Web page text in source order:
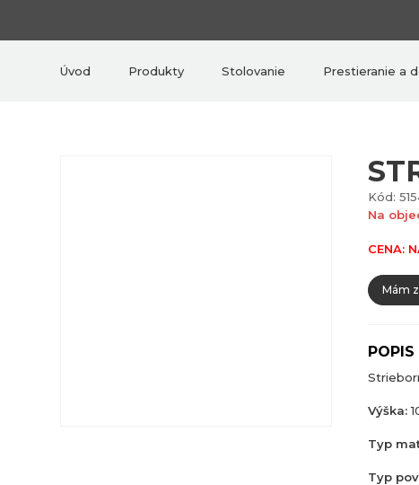
Úvod Produkty Stolovanie Prestieranie a
Kód:
Na
CENA:
Mám
POPIS
Výška:
Typ
Typ